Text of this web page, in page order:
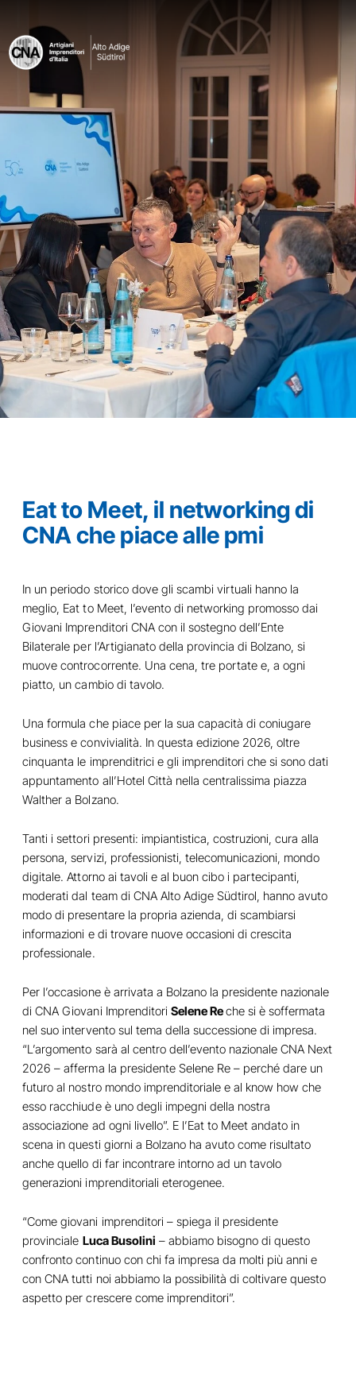
Eat to Meet, il networking di
CNA che piace alle pmi
In un periodo storico dove gli scambi virtuali hanno la
meglio, Eat to Meet, l’evento di networking promosso dai
Giovani Imprenditori CNA con il sostegno dell’Ente
Bilaterale per l’Artigianato della provincia di Bolzano, si
muove controcorrente. Una cena, tre portate e, a ogni
piatto, un cambio di tavolo.
Una formula che piace per la sua capacità di coniugare
business e convivialità. In questa edizione 2026, oltre
cinquanta le imprenditrici e gli imprenditori che si sono dati
appuntamento all’Hotel Città nella centralissima piazza
Walther a Bolzano.
Tanti i settori presenti: impiantistica, costruzioni, cura alla
persona, servizi, professionisti, telecomunicazioni, mondo
digitale. Attorno ai tavoli e al buon cibo i partecipanti,
moderati dal team di CNA Alto Adige Südtirol, hanno avuto
modo di presentare la propria azienda, di scambiarsi
informazioni e di trovare nuove occasioni di crescita
professionale.
Per l’occasione è arrivata a Bolzano la presidente nazionale
di CNA Giovani Imprenditori Selene Reche si è soffermata
nel suo intervento sul tema della successione di impresa.
“L’argomento sarà al centro dell’evento nazionale CNA Next
2026 – afferma la presidente Selene Re – perché dare un
futuro al nostro mondo imprenditoriale e al know how che
esso racchiude è uno degli impegni della nostra
associazione ad ogni livello”. E l’Eat to Meet andato in
scena in questi giorni a Bolzano ha avuto come risultato
anche quello di far incontrare intorno ad un tavolo
generazioni imprenditoriali eterogenee.
“Come giovani imprenditori – spiega il presidente
provinciale Luca Busolini – abbiamo bisogno di questo
confronto continuo con chi fa impresa da molti più anni e
con CNA tutti noi abbiamo la possibilità di coltivare questo
aspetto per crescere come imprenditori”.